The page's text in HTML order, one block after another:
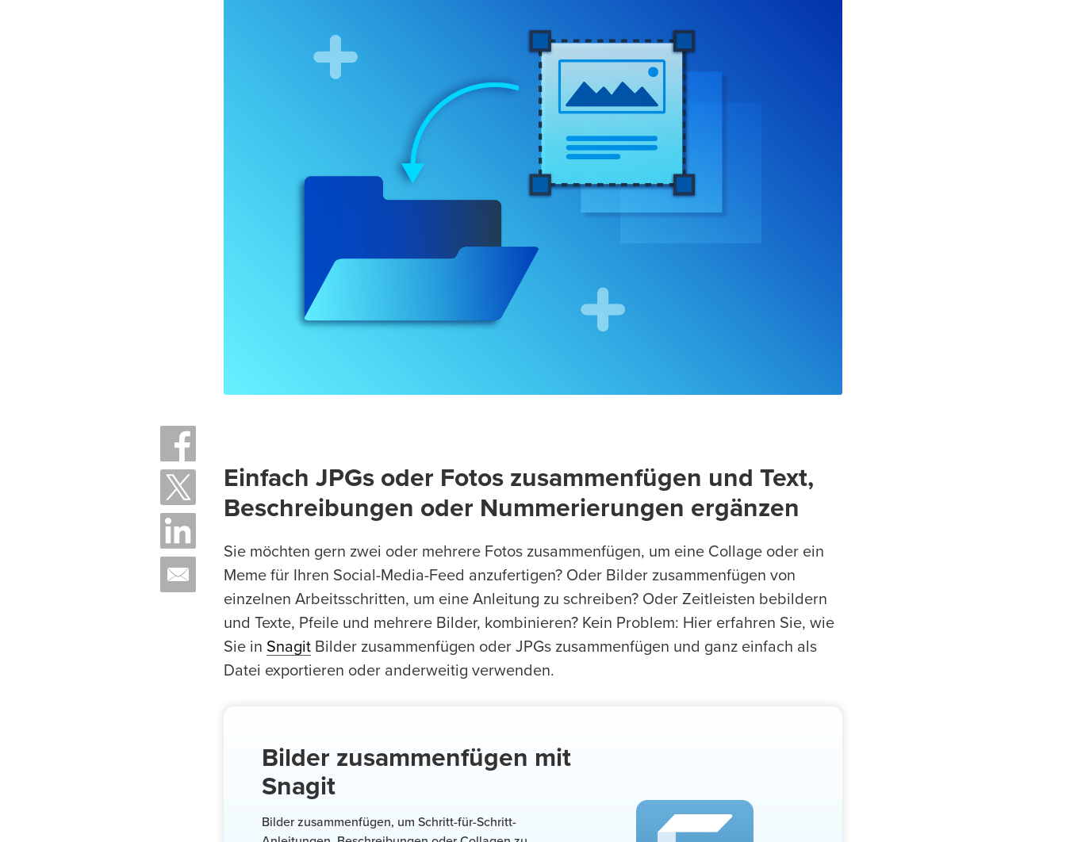
Einfach JPGs oder Fotos zusammenfügen und Text,
Beschreibungen oder Nummerierungen ergänzen
Sie möchten gern zwei oder mehrere Fotos zusammenfügen, um eine Collage oder ein
Meme für Ihren Social-Media-Feed anzufertigen? Oder Bilder zusammenfügen von
einzelnen Arbeitsschritten, um eine Anleitung zu schreiben? Oder Zeitleisten bebildern
und Texte, Pfeile und mehrere Bilder, kombinieren? Kein Problem: Hier erfahren Sie, wie
Sie in Snagit Bilder zusammenfügen oder JPGs zusammenfügen und ganz einfach als
Datei exportieren oder anderweitig verwenden.
Bilder zusammenfügen mit
Snagit
Bilder zusammenfügen, um Schritt-für-Schritt-